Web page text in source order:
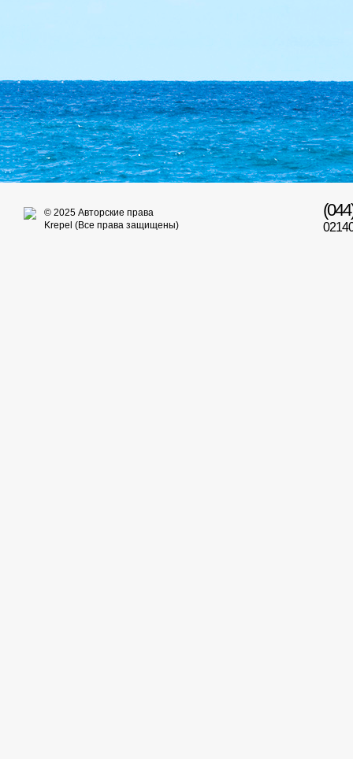
© 2025 Авторские права
Krepel (Все права защищены)